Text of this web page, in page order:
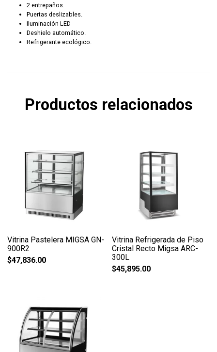
2 entrepaños.
Puertas deslizables.
Iluminación LED
Deshielo automático.
Refrigerante ecológico.
Productos relacionados
Vitrina Pastelera MIGSA GN-
900R2
$47,836.00
Vitrina Refrigerada de Piso
Cristal Recto Migsa ARC-
300L
$45,895.00